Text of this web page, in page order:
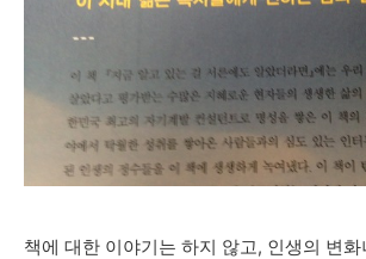
책에 대한 이야기는 하지 않고, 인생의 변